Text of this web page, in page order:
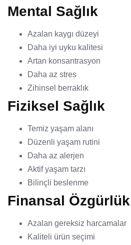
Mental Sağlık
Azalan kaygı düzeyi
Daha iyi uyku kalitesi
Artan konsantrasyon
Daha az stres
Zihinsel berraklık
Fiziksel Sağlık
Temiz yaşam alanı
Düzenli yaşam rutini
Daha az alerjen
Aktif yaşam tarzı
Bilinçli beslenme
Finansal Özgürlük
Azalan gereksiz harcamalar
Kaliteli ürün seçimi